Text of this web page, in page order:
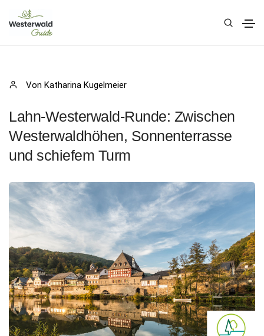
Von Katharina Kugelmeier
Lahn-Westerwald-Runde: Zwischen
Westerwaldhöhen, Sonnenterrasse
und schiefem Turm